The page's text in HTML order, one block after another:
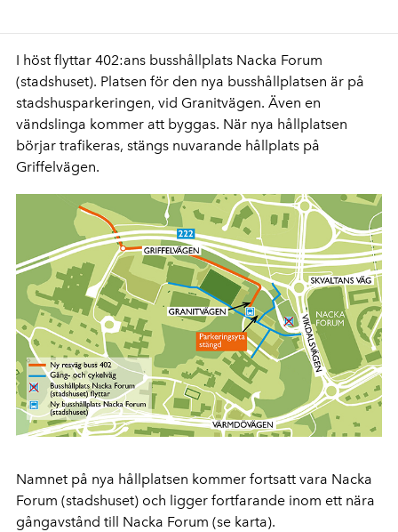
I höst flyttar 402:ans busshållplats Nacka Forum
(stadshuset). Platsen för den nya busshållplatsen är på
stadshusparkeringen, vid Granitvägen. Även en
vändslinga kommer att byggas. När nya hållplatsen
börjar trafikeras, stängs nuvarande hållplats på
Griffelvägen.
Namnet på nya hållplatsen kommer fortsatt vara Nacka
Forum (stadshuset) och ligger fortfarande inom ett nära
gångavstånd till Nacka Forum (se karta).